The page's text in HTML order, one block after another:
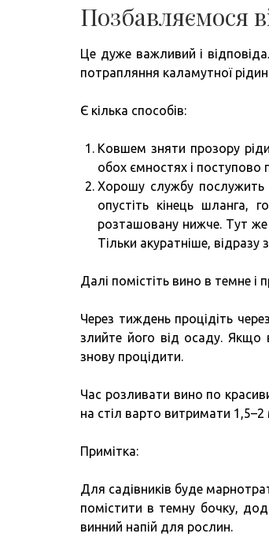
Позбавляємося
Це дуже важливий і
потрапляння каламутної
Є кілька способів:
Ковшем зняти прозору
обох ємностях і поступово
Хорошу службу послужить
опустіть кінець шланга,
розташовану нижче. Тут же
Тільки акуратніше, відразу
Далі помістіть вино в темне і
Через тиждень процідіть
злийте його від осаду.
знову процідити.
Час розливати вино по
на стіл варто витримати
Примітка:
Для садівників буде
помістити в темну бочку,
винний напій для рослин.